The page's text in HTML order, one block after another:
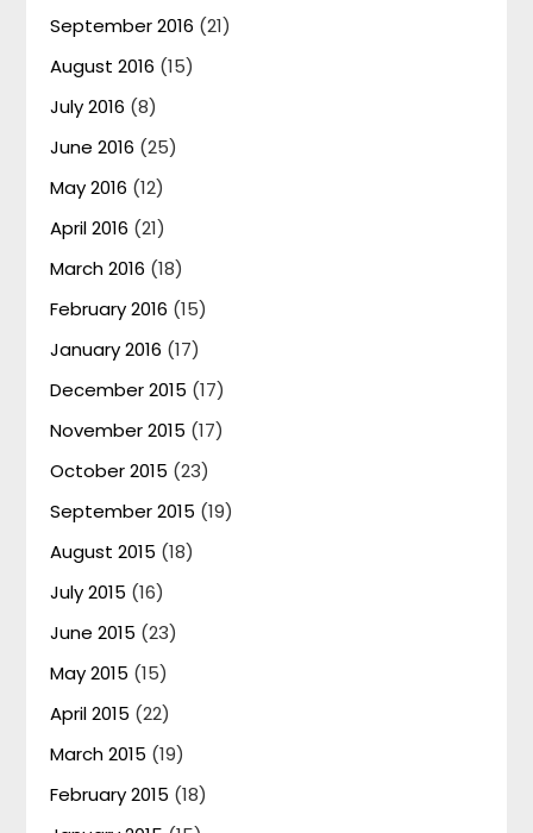
September 2016 (21)
August 2016 (15)
July 2016 (8)
June 2016 (25)
May 2016 (12)
April 2016 (21)
March 2016 (18)
February 2016 (15)
January 2016 (17)
December 2015 (17)
November 2015 (17)
October 2015 (23)
September 2015 (19)
August 2015 (18)
July 2015 (16)
June 2015 (23)
May 2015 (15)
April 2015 (22)
March 2015 (19)
February 2015 (18)